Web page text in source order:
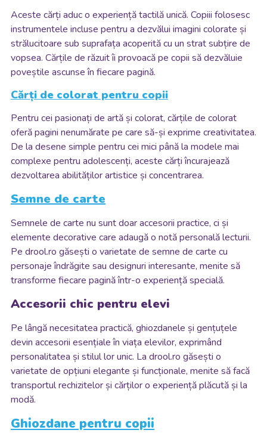
Aceste cărți aduc o experiență tactilă unică. Copiii folosesc
instrumentele incluse pentru a dezvălui imagini colorate și
strălucitoare sub suprafața acoperită cu un strat subțire de
vopsea. Cărțile de răzuit îi provoacă pe copii să dezvăluie
poveștile ascunse în fiecare pagină.
Cărți de colorat pentru copii
Pentru cei pasionați de artă și colorat, cărțile de colorat
oferă pagini nenumărate pe care să-și exprime creativitatea.
De la desene simple pentru cei mici până la modele mai
complexe pentru adolescenți, aceste cărți încurajează
dezvoltarea abilităților artistice și concentrarea.
Semne de carte
Semnele de carte nu sunt doar accesorii practice, ci și
elemente decorative care adaugă o notă personală lecturii.
Pe drool.ro găsești o varietate de semne de carte cu
personaje îndrăgite sau designuri interesante, menite să
transforme fiecare pagină într-o experiență specială.
Accesorii chic pentru elevi
Pe lângă necesitatea practică, ghiozdanele și gențuțele
devin accesorii esențiale în viața elevilor, exprimând
personalitatea și stilul lor unic. La drool.ro găsești o
varietate de opțiuni elegante și funcționale, menite să facă
transportul rechizitelor și cărților o experiență plăcută și la
modă.
Ghiozdane pentru copii